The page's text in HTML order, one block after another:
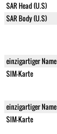
SAR Head (U.S)
SAR Body (U.S)
einzigartiger Name
SIM-Karte
einzigartiger Name
SIM-Karte